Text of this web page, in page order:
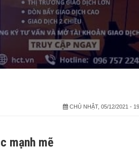
CHỦ NHẬT, 05/12/2021 -
mạnh mẽ